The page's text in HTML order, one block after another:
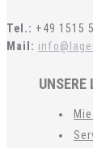
Tel.: +49 1515
Mail:
UNSERE